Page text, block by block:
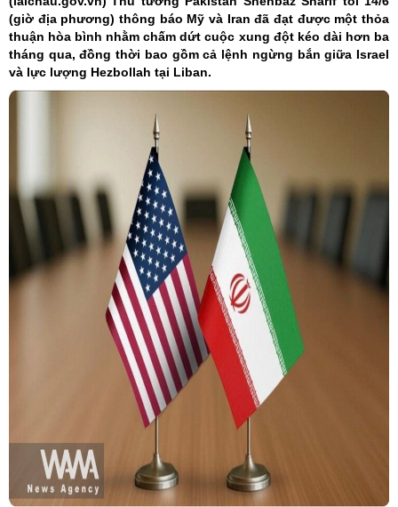
(giờ địa phương) thông báo Mỹ và Iran đã đạt được một thỏa
thuận hòa bình nhằm chấm dứt cuộc xung đột kéo dài hơn ba
tháng qua, đồng thời bao gồm cả lệnh ngừng bắn giữa Israel
và lực lượng Hezbollah tại Liban.